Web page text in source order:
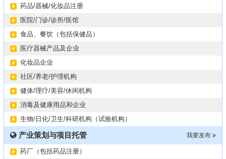
药品/器械/化妆品注册
医院/门诊/诊所/医馆
食品、餐饮（包括保健品）
医疗器械产品及企业
化妆品企业
社区/养老/护理机构
健体/理疗/美容/休闲机构
消毒及健康用品和企业
生物/日化/卫生/科研机构（试验机构）
我要发布
产业策划与项目托管
药厂（包括药品注册）